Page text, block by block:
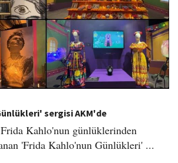
sergisi AKM'de
Kahlo'nun günlüklerinden
'Frida Kahlo'nun Günlükleri' ...